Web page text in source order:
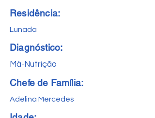
Residência:
Lunada
Diagnóstico:
Má-Nutrição
Chefe de Família:
Adelina Mercedes